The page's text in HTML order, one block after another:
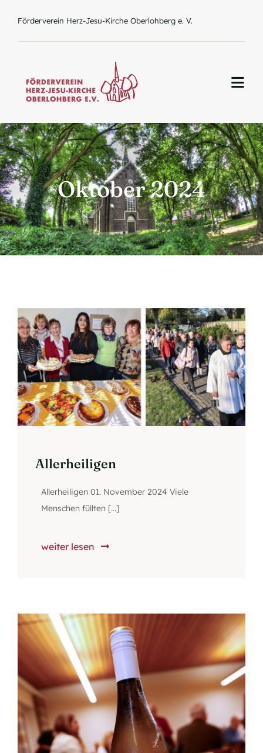
Inhalt
springen
Förderverein Herz-Jesu-Kirche Oberlohberg e. V.
Home
Über uns
Aktuelles
Kontakt
Mitglied werden
Oktober 2024
Allerheiligen
Allerheiligen 01. November 2024 Viele
Menschen füllten [...]
weiter lesen